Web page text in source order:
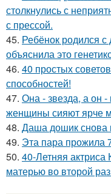
столкнулись с
с прессой.
45. Ребёнок родился
объяснила это
46. 40 простых
способностей!
47. Она - звезда, а он -
женщины сияют ярче
48. Даша дошик снова
49. Эта пара прожила
50. 40-Летняя актриса
матерью во второй